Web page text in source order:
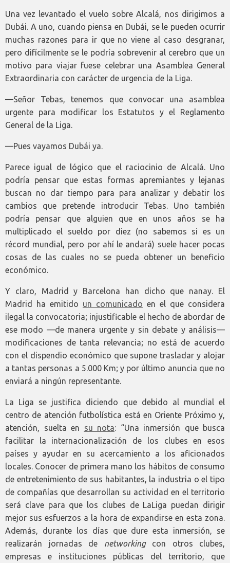
Una vez levantado el vuelo sobre Alcalá, nos dirigimos a
Dubái. A uno, cuando piensa en Dubái, se le pueden ocurrir
muchas razones para ir que no viene al caso desgranar,
pero difícilmente se le podría sobrevenir al cerebro que un
motivo para viajar fuese celebrar una Asamblea General
Extraordinaria con carácter de urgencia de la Liga.
—Señor Tebas, tenemos que convocar una asamblea
urgente para modificar los Estatutos y el Reglamento
General de la Liga.
—Pues vayamos Dubái ya.
Parece igual de lógico que el raciocinio de Alcalá. Uno
podría pensar que estas formas apremiantes y lejanas
buscan no dar tiempo para para analizar y debatir los
cambios que pretende introducir Tebas. Uno también
podría pensar que alguien que en unos años se ha
multiplicado el sueldo por diez (no sabemos si es un
récord mundial, pero por ahí le andará) suele hacer pocas
cosas de las cuales no se pueda obtener un beneficio
económico.
Y claro, Madrid y Barcelona han dicho que nanay. El
Madrid ha emitido un comunicado en el que considera
ilegal la convocatoria; injustificable el hecho de abordar de
ese modo —de manera urgente y sin debate y análisis—
modificaciones de tanta relevancia; no está de acuerdo
con el dispendio económico que supone trasladar y alojar
a tantas personas a 5.000 Km; y por último anuncia que no
enviará a ningún representante.
La Liga se justifica diciendo que debido al mundial el
centro de atención futbolística está en Oriente Próximo y,
atención, suelta en su nota: “Una inmersión que busca
facilitar la internacionalización de los clubes en esos
países y ayudar en su acercamiento a los aficionados
locales. Conocer de primera mano los hábitos de consumo
de entretenimiento de sus habitantes, la industria o el tipo
de compañías que desarrollan su actividad en el territorio
será clave para que los clubes de LaLiga puedan dirigir
mejor sus esfuerzos a la hora de expandirse en esta zona.
Además, durante los días que dure esta inmersión, se
realizarán jornadas de networkingcon otros clubes,
empresas e instituciones públicas del territorio, que